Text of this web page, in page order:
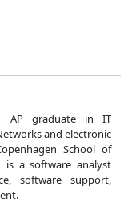
AP graduate in IT
and electronic
School of
is a software analyst
software support,